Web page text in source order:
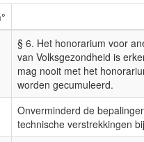
§ 6. Het honorarium voor
van Volksgezondheid is
mag nooit met het
worden gecumuleerd.
Onverminderd de
technische verstrekkingen